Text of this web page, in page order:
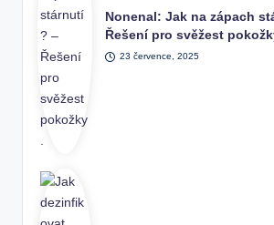
Nonenal: Jak na zápach
Řešení pro svěžest
23 července, 2025